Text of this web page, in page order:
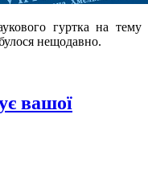
гуртка на тему
нещодавно.
вашої